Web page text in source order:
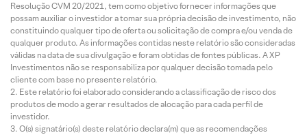
Resolução CVM 20/2021, tem como objetivo fornecer informações que
possam auxiliar o investidor a tomar sua própria decisão de investimento, não
constituindo qualquer tipo de oferta ou solicitação de compra e/ou venda de
qualquer produto. As informações contidas neste relatório são consideradas
válidas na data de sua divulgação e foram obtidas de fontes públicas. A XP
Investimentos não se responsabiliza por qualquer decisão tomada pelo
cliente com base no presente relatório.
Este relatório foi elaborado considerando a classificação de risco dos
produtos de modo a gerar resultados de alocação para cada perfil de
investidor.
O(s) signatário(s) deste relatório declara(m) que as recomendações